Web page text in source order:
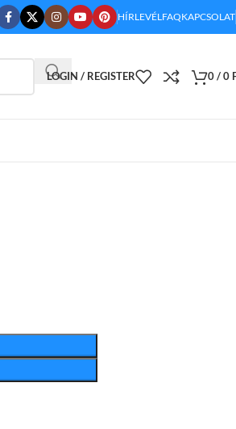
HÍRLEVÉLFAQKAPCSOLAT
LOGIN / REGISTER 0/0